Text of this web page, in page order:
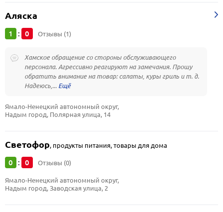
Аляска
1 : 0 Отзывы (1)
Хамское обращение со стороны обслуживающего
персонала. Агрессивно реагируют на замечания. Прошу
обратить внимание на товар: салаты, куры гриль и т. д.
Надеюсь,...
Ямало-Ненецкий автономный округ,
Надым город, Полярная улица, 14
Светофор, продукты питания, товары для дома
0 : 0 Отзывы (0)
Ямало-Ненецкий автономный округ,
Надым город, Заводская улица, 2